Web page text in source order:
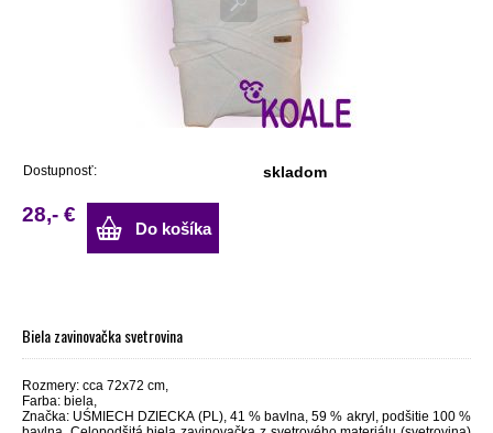
Dostupnosť: skladom
28,- €
Do košíka
Biela zavinovačka svetrovina
Rozmery: cca 72x72 cm,
Farba: biela,
Značka: UŚMIECH DZIECKA (PL), 41 % bavlna, 59 % akryl, podšitie 100 %